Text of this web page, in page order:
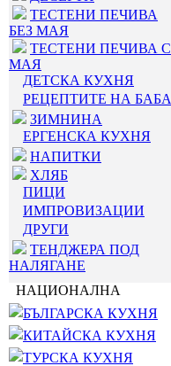
ТЕСТЕНИ ПЕЧИВА
БЕЗ МАЯ
ТЕСТЕНИ ПЕЧИВА С
МАЯ
ДЕТСКА КУХНЯ
РЕЦЕПТИТЕ НА БАБА
ЗИМНИНА
ЕРГЕНСКА КУХНЯ
НАПИТКИ
ХЛЯБ
ПИЦИ
ИМПРОВИЗАЦИИ
ДРУГИ
ТЕНДЖЕРА ПОД
НАЛЯГАНЕ
НАЦИОНАЛНА
БЪЛГАРСКА КУХНЯ
КИТАЙСКА КУХНЯ
ТУРСКА КУХНЯ